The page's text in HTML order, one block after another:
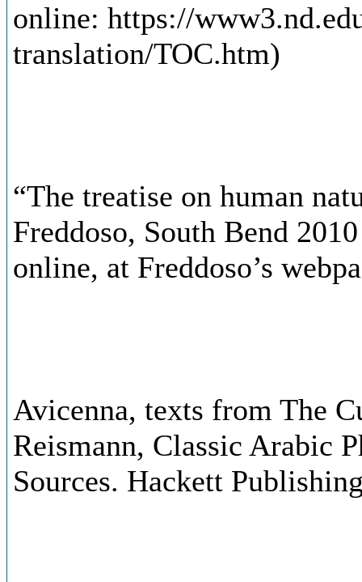
online: https://
translation/TOC.htm)
“The treatise on human
Freddoso, South Bend
online, at Freddoso’s
Avicenna, texts from The
Reismann, Classic Arabic
Sources. Hackett